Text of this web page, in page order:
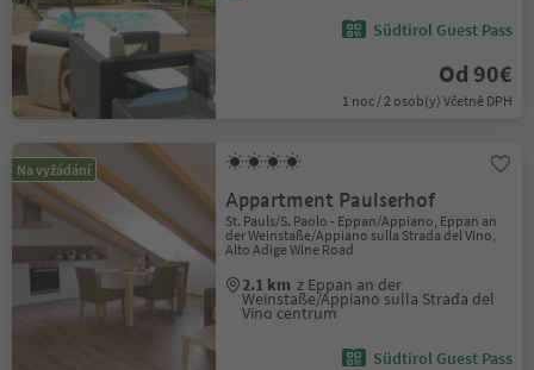
Südtirol Guest Pass
Od 90€
1 noc / 2 osob(y) Včetně DPH
Na vyžádání
Appartment Paulserhof
St. Pauls/S. Paolo - Eppan/Appiano, Eppan an
der Weinstaße/Appiano sulla Strada del Vino,
Alto Adige Wine Road
2.1 km z Eppan an der
Weinstaße/Appiano sulla Strada del
Vino centrum
Südtirol Guest Pass